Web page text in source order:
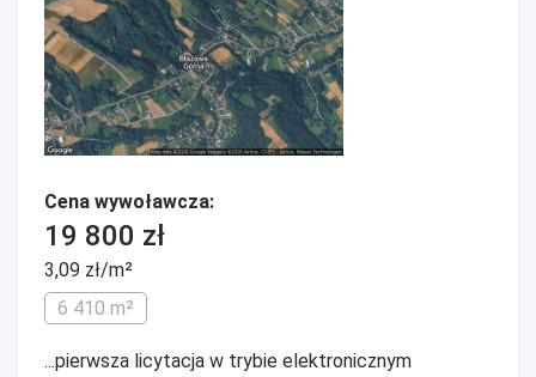
Cena wywoławcza:
19 800 zł
3,09 zł/m²
6 410 m²
...pierwsza licytacja w trybie elektronicznym